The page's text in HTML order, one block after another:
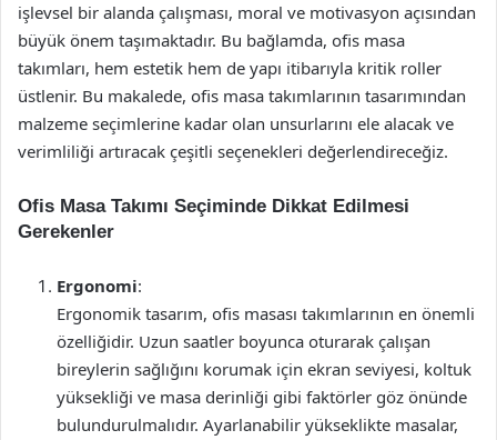
işlevsel bir alanda çalışması, moral ve motivasyon açısından
büyük önem taşımaktadır. Bu bağlamda, ofis masa
takımları, hem estetik hem de yapı itibarıyla kritik roller
üstlenir. Bu makalede, ofis masa takımlarının tasarımından
malzeme seçimlerine kadar olan unsurlarını ele alacak ve
verimliliği artıracak çeşitli seçenekleri değerlendireceğiz.
Ofis Masa Takımı Seçiminde Dikkat Edilmesi
Gerekenler
Ergonomi:
Ergonomik tasarım, ofis masası takımlarının en önemli
özelliğidir. Uzun saatler boyunca oturarak çalışan
bireylerin sağlığını korumak için ekran seviyesi, koltuk
yüksekliği ve masa derinliği gibi faktörler göz önünde
bulundurulmalıdır. Ayarlanabilir yükseklikte masalar,